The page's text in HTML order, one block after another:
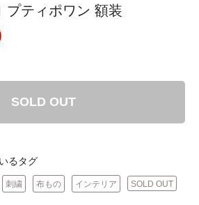
プティポワン 額装
SOLD OUT
るタグ
刺繍 布もの インテリア SOLD OUT